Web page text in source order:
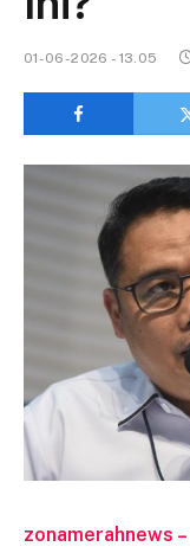
01-06-2026 - 13.05
zonamerahnews –